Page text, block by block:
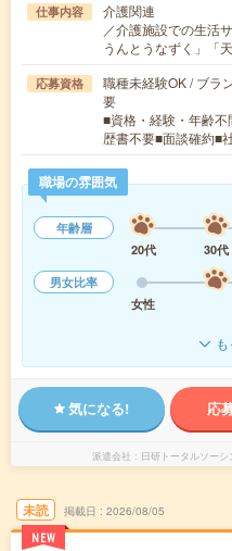
仕事内容
介護関連
／介護施設での生活
うんとうなずく」「
応募資格
職種未経験OK / ブラ
要
■資格・経験・年齢
歴書不要■面談確約■
職場の雰囲気
年齢層
20代
30代
男女比率
女性
気になる! 応
派遣会社 日研トータルソー
未読
NEW
掲載日 2026/08/05